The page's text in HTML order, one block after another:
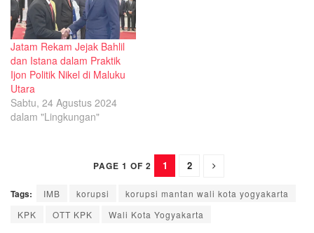
Jatam Rekam Jejak Bahlil
dan Istana dalam Praktik
Ijon Politik Nikel di Maluku
Utara
Sabtu, 24 Agustus 2024
dalam "Lingkungan"
PAGE 1 OF 2 1 2
Tags: IMB korupsi
korupsi mantan wali kota yogyakarta
KPK
OTT KPK Wali Kota Yogyakarta